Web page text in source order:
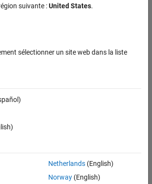
suivante :United States.
sélectionner un site web dans la liste
Netherlands(English)
Norway(English)